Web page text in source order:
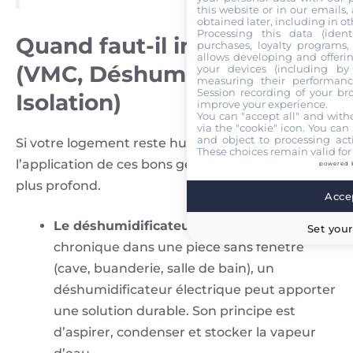
Quand faut-il investir ?
(VMC, Déshumidificateur,
Isolation)
Si votre logement reste humide malgré
l’application de ces bons gestes, le problème est
plus profond.
Le déshumidificateur
chronique dans une pièce sans fenêtre
(cave, buanderie, salle de bain), un
déshumidificateur électrique peut apporter
une solution durable. Son principe est
d’aspirer, condenser et stocker la vapeur
this website or in our emails,
obtained later, including in
Processing this data
purchases, loyalty
allows developing and
your devices (including
measuring their
Session recording of your
improve your experience.
You can "accept all" and
via the "cookie" icon. You
and object to processing
These choices remain valid
powered
Set